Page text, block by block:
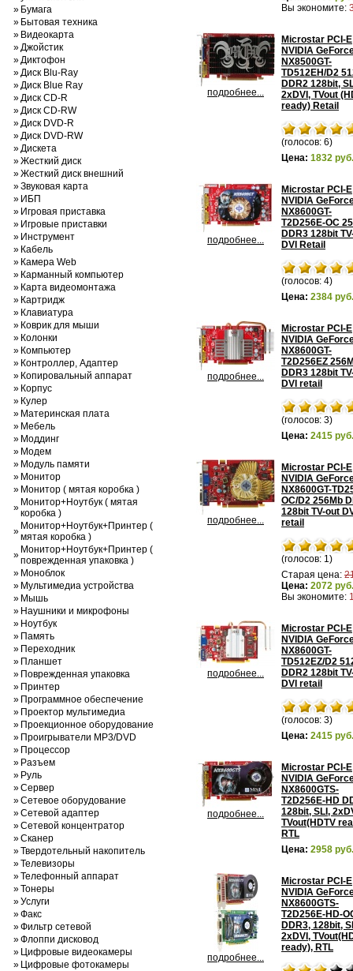
» Бумага
» Бытовая техника
» Видеокарта
»Джойстик
»Диктофон
»Диск Blu-Ray
»Диск Blue Ray
»Диск CD-R
»Диск CD-RW
»Диск DVD-R
»Диск DVD-RW
»Дискета
»Жесткий диск
»Жесткий диск внешний
»Звуковая карта
» ИБП
» Игровая приставка
» Игровые приставки
» Инструмент
» Кабель
» Камера Web
» Карманный компьютер
» Карта видеомонтажа
» Картридж
» Клавиатура
» Коврик для мыши
» Колонки
» Компьютер
» Контроллер, Адаптер
» Копировальный аппарат
» Корпус
» Кулер
» Материнская плата
» Мебель
» Моддинг
» Модем
» Модуль памяти
» Монитор
» Монитор ( мятая коробка )
» Монитор+Ноутбук ( мятая
коробка )
» Монитор+Ноутбук+Принтер (
мятая коробка )
» Монитор+Ноутбук+Принтер (
поврежденная упаковка )
» Моноблок
» Мультимедиа устройства
» Мышь
» Наушники и микрофоны
» Ноутбук
» Память
» Переходник
» Планшет
» Поврежденная упаковка
» Принтер
» Программное обеспечение
» Проектор мультимедиа
» Проекционное оборудование
» Проигрыватели MP3/DVD
» Процессор
» Разъем
» Руль
»Сервер
»Сетевое оборудование
»Сетевой адаптер
»Сетевой концентратор
»Сканер
»Твердотельный накопитель
»Телевизоры
»Телефонный аппарат
»Тонеры
»Услуги
»Факс
»Фильтр сетевой
»Флоппи дисковод
» Цифровые видеокамеры
» Цифровые фотокамеры
Вы экономите:
подробнее...
Microstar PCI-E
NVIDIA
NX8500GT-
TD512EH/D2
DDR2 128bit,
2xDVI, TVout
ready) Retail
(голосов: 6)
Цена: 1832 руб.
подробнее...
Microstar PCI-E
NVIDIA
NX8600GT-
T2D256E-OC
DDR3 128bit
DVI Retail
(голосов: 4)
Цена: 2384 руб.
подробнее...
Microstar PCI-E
NVIDIA
NX8600GT-
T2D256EZ
DDR3 128bit
DVI retail
(голосов: 3)
Цена: 2415 руб.
подробнее...
Microstar PCI-E
NVIDIA
NX8600GT-
OC/D2 256Mb
128bit TV-out
retail
(голосов: 1)
Старая цена:
Цена: 2072 руб.
Вы экономите:
подробнее...
Microstar PCI-E
NVIDIA
NX8600GT-
TD512EZ/D2
DDR2 128bit
DVI retail
(голосов: 3)
Цена: 2415 руб.
подробнее...
Microstar PCI-E
NVIDIA
NX8600GTS-
T2D256E-HD
128bit, SLI,
TVout(HDTV
RTL
Цена: 2958 руб.
подробнее...
Microstar PCI-E
NVIDIA
NX8600GTS-
T2D256E-HD-
DDR3, 128bit,
2xDVI,
ready), RTL